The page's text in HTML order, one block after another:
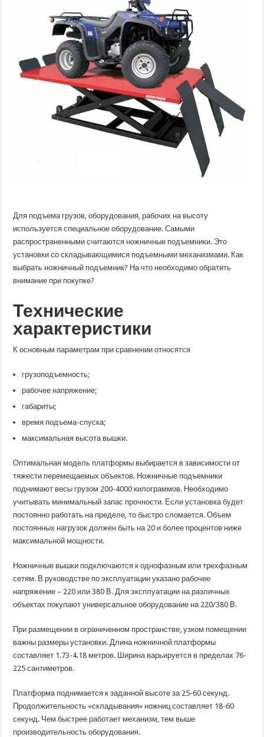
Для подъема грузов, оборудования, рабочих на высоту
используется специальное оборудование. Самыми
распространенными считаются ножничные подъемники. Это
установки со складывающимися подъемными механизмами. Как
выбрать ножничный подъемник? На что необходимо обратить
внимание при покупке?
Технические
характеристики
К основным параметрам при сравнении относятся
грузоподъемность;
рабочее напряжение;
габариты;
время подъема-спуска;
максимальная высота вышки.
Оптимальная модель платформы выбирается в зависимости от
тяжести перемещаемых объектов. Ножничные подъемники
поднимают весы грузом 200-4000 килограммов. Необходимо
учитывать минимальный запас прочности. Если установка будет
постоянно работать на пределе, то быстро сломается. Объем
постоянных нагрузок должен быть на 20 и более процентов ниже
максимальной мощности.
Ножничные вышки подключаются к однофазным или трехфазным
сетям. В руководстве по эксплуатации указано рабочее
напряжение – 220 или 380 В. Для эксплуатации на различных
объектах покупают универсальное оборудование на 220/380 В.
При размещении в ограниченном пространстве, узком помещении
важны размеры установки. Длина ножничной платформы
составляет 1.73-4.18 метров. Ширина варьируется в пределах 76-
225 сантиметров.
Платформа поднимается к заданной высоте за 25-60 секунд.
Продолжительность «складывания» ножниц составляет 18-60
секунд. Чем быстрее работает механизм, тем выше
производительность оборудования.